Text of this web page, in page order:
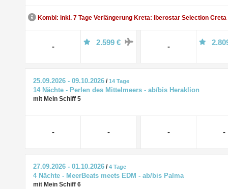
Kombi: inkl. 7 Tage Verlängerung Kreta: Iberostar Selection Creta
- 2.599 € -
25.09.2026 - 09.10.2026 /14 Tage
14 Nächte - Perlen des Mittelmeers - ab/bis Heraklion
mit Mein Schiff 5
- - - -
27.09.2026 - 01.10.2026 /4 Tage
4 Nächte - MeerBeats meets EDM - ab/bis Palma
mit Mein Schiff 6